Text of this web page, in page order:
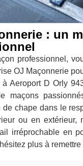
: un
professionnel,
OJ Maçonnerie
Aeroport D Orly
maçons
de chape dans le
ou en extérieur,
irréprochable en
plus à